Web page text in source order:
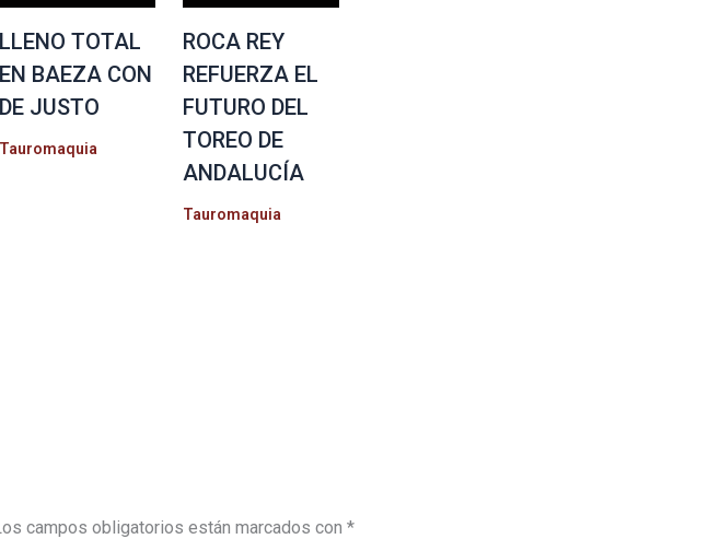
LLENO TOTAL
EN BAEZA CON
DE JUSTO
Tauromaquia
ROCA REY
REFUERZA EL
FUTURO DEL
TOREO DE
ANDALUCÍA
Tauromaquia
campos obligatorios están marcados con *